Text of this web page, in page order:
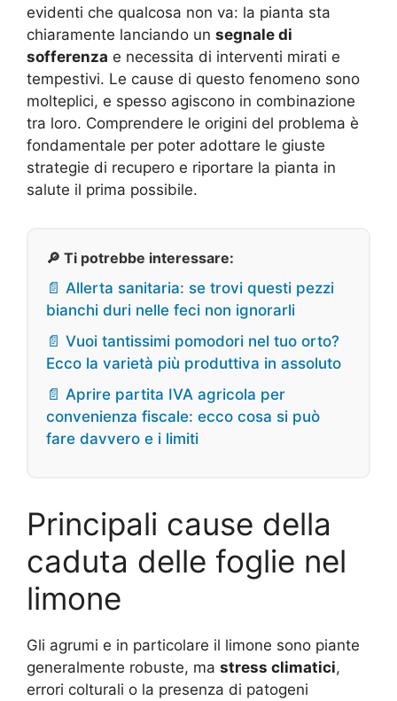
evidenti che qualcosa non va: la pianta sta
chiaramente lanciando un segnale di
sofferenza e necessita di interventi mirati e
tempestivi. Le cause di questo fenomeno sono
molteplici, e spesso agiscono in combinazione
tra loro. Comprendere le origini del problema è
fondamentale per poter adottare le giuste
strategie di recupero e riportare la pianta in
salute il prima possibile.
🔎 Ti potrebbe interessare:
📄 Allerta sanitaria: se trovi questi pezzi
bianchi duri nelle feci non ignorarli
📄 Vuoi tantissimi pomodori nel tuo orto?
Ecco la varietà più produttiva in assoluto
📄 Aprire partita IVA agricola per
convenienza fiscale: ecco cosa si può
fare davvero e i limiti
Principali cause della
caduta delle foglie nel
limone
Gli agrumi e in particolare il limone sono piante
generalmente robuste, ma stress climatici,
errori colturali o la presenza di patogeni